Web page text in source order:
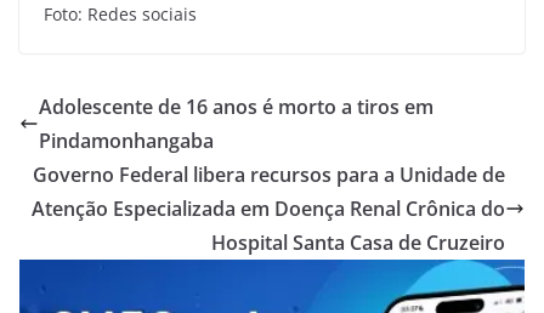
Foto: Redes sociais
Adolescente de 16 anos é morto a tiros em
Pindamonhangaba
Governo Federal libera recursos para a Unidade de
Atenção Especializada em Doença Renal Crônica do
Hospital Santa Casa de Cruzeiro